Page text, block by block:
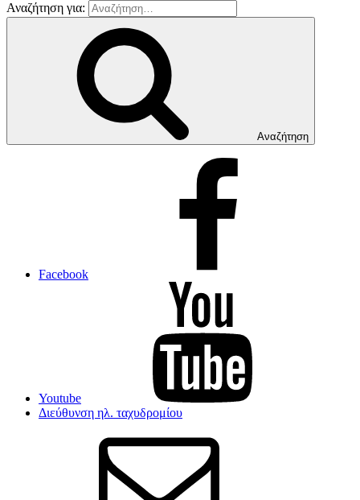
Αναζήτηση για:
Αναζήτηση
Facebook
Youtube
Διεύθυνση ηλ. ταχυδρομίου